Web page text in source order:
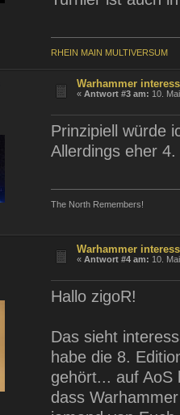
RHEIN MAIN MULTIVERSUM
Warhammer
«Antwort #3 am: 10.
Prinzipiell würde
Allerdings eher
The North Remembers!
Warhammer
«Antwort #4 am: 10.
Hallo zigoR!
Das sieht
habe die 8.
gehört... auf AoS
dass